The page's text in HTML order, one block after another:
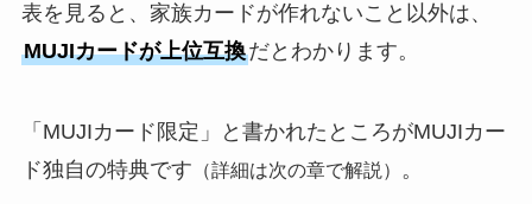
表を見ると、家族カードが作れないこと以外は、
MUJIカードが上位互換だとわかります。
「MUJIカード限定」と書かれたところがMUJIカー
ド独自の特典です （詳細は次の章で解説） 。